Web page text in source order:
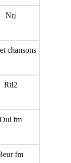
Nrj
chansons
Rtl2
Oui fm
fm